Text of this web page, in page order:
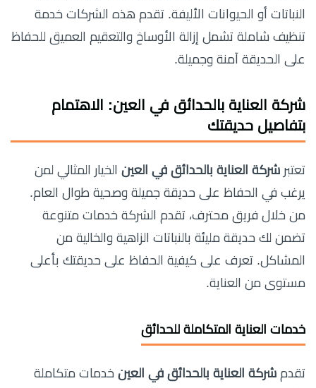
النباتات أو الحيوانات الأليفة. تقدم هذه الشركات خدمة
تنظيف شاملة تشمل إزالة الأوساخ والتعقيم العميق للحفاظ
على الحديقة آمنة وجميلة.
شركة العناية بالحدائق في العين: الاهتمام
بتفاصيل حديقتك
تعتبر شركة العناية بالحدائق في العين الخيار المثالي لمن
يرغب في الحفاظ على حديقة جميلة وصحية طوال العام.
من خلال فريق محترف، تقدم الشركة خدمات متنوعة
تضمن لك حديقة مليئة بالنباتات الزاهية والخالية من
المشاكل. تعرف على كيفية الحفاظ على حديقتك بأعلى
مستوى من العناية.
خدمات العناية المتكاملة للحدائق
تقدم شركة العناية بالحدائق في العين خدمات متكاملة